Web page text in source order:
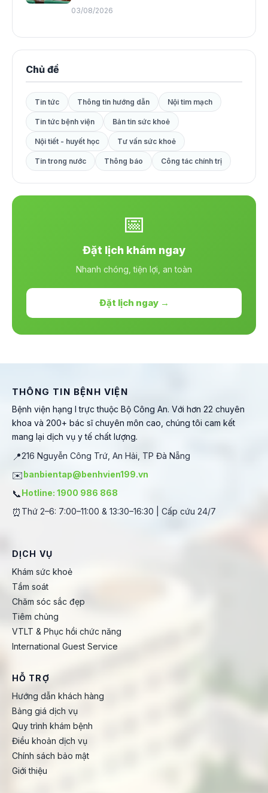
03/08/2026
Chủ đề
Tin tức Thông tin hướng dẫn Nội tim mạch
Tin tức bệnh viện Bản tin sức khoẻ
Nội tiết - huyết học Tư vấn sức khoẻ
Tin trong nước Thông báo Công tác chính trị
📅
Đặt lịch khám ngay
Nhanh chóng, tiện lợi, an toàn
Đặt lịch ngay →
THÔNG TIN BỆNH VIỆN
Bệnh viện hạng I trực thuộc Bộ Công An. Với hơn 22 chuyên
khoa và 200+ bác sĩ chuyên môn cao, chúng tôi cam kết
mang lại dịch vụ y tế chất lượng.
📍216 Nguyễn Công Trứ, An Hải, TP Đà Nẵng
✉️banbientap@benhvien199.vn
📞Hotline: 1900 986 868
⏰ Thứ 2–6: 7:00–11:00 & 13:30–16:30 | Cấp cứu 24/7
DỊCH VỤ
Khám sức khoẻ
Tầm soát
Chăm sóc sắc đẹp
Tiêm chủng
VTLT & Phục hồi chức năng
International Guest Service
HỖ TRỢ
Hướng dẫn khách hàng
Bảng giá dịch vụ
Quy trình khám bệnh
Điều khoản dịch vụ
Chính sách bảo mật
Giới thiệu